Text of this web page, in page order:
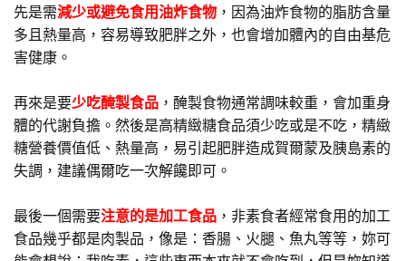
先是需減少或避免食用油炸食物 ，因為油炸食物的脂肪含量
多且熱量高，容易導致肥胖之外，也會增加體內的自由基危
害健康。
再來是要少吃醃製食品 ，醃製食物通常調味較重，會加重身
體的代謝負擔。然後是高精緻糖食品須少吃或是不吃，精緻
糖營養價值低、熱量高，易引起肥胖造成賀爾蒙及胰島素的
失調，建議偶爾吃一次解饞即可。
最後一個需要注意的是加工食品 ，非素食者經常食用的加工
食品幾乎都是肉製品，像是：香腸、火腿、魚丸等等，妳可